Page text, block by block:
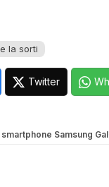
la sorti
Twitter
Samsung